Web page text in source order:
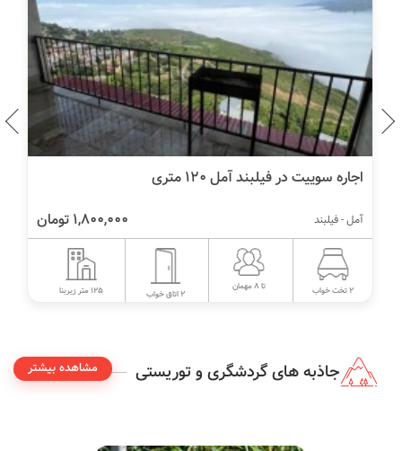
اجاره سوییت در فیلبند آمل ۱۲۰ متری
1,800,000 تومان آمل - فیلبند
2 تخت خواب تا 8 مهمان
2 اتاق خواب 125 متر زیربنا
جاذبه های گردشگری و توریستی مشاهده بیشتر